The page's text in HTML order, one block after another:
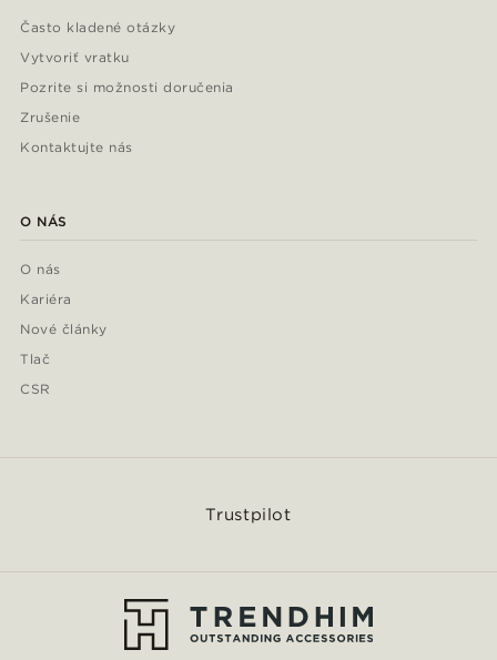
Často kladené otázky
Vytvoriť vratku
Pozrite si možnosti doručenia
Zrušenie
Kontaktujte nás
O NÁS
O nás
Kariéra
Nové články
Tlač
CSR
Trustpilot